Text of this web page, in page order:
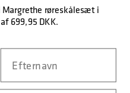
røreskålesæt i
699,95 DKK.